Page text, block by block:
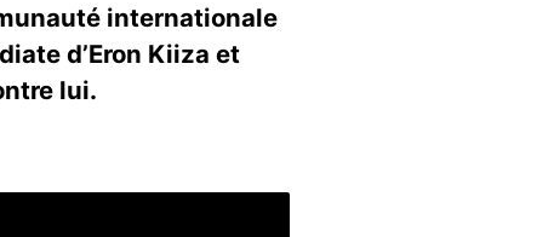
internationale
d’Eron Kiiza et
lui.